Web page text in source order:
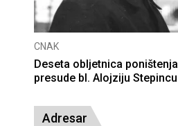
CNAK
Deseta obljetnica
presude bl. Alojziju Stepincu
Adresar